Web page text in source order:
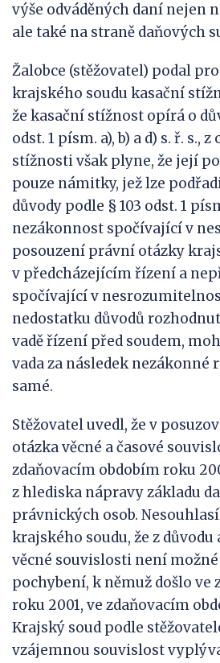
výše odváděných daní nejen
ale také na straně daňových
Žalobce (stěžovatel) podal
krajského soudu kasační
že kasační stížnost opírá o
odst. 1 písm. a), b) a d) s. ř. s.,
stížnosti však plyne, že její
pouze námitky, jež lze
důvody podle § 103 odst. 1
nezákonnost spočívající v
posouzení právní otázky
v předcházejícím řízení a
spočívající v
nedostatku důvodů
vadě řízení před soudem,
vada za následek nezákonné
samé.
Stěžovatel uvedl, že v
otázka věcné a časové
zdaňovacím obdobím roku
z hlediska nápravy základu
právnických osob.
krajského soudu, že z důvodu
věcné souvislosti není
pochybení, k němuž došlo ve
roku 2001, ve zdaňovacím
Krajský soud podle
vzájemnou souvislost